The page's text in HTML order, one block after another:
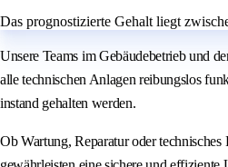
Das prognostizierte Gehalt liegt
Unsere Teams im Gebäudebetrieb und
alle technischen Anlagen reibungslos
instand gehalten werden.
Ob Wartung, Reparatur oder